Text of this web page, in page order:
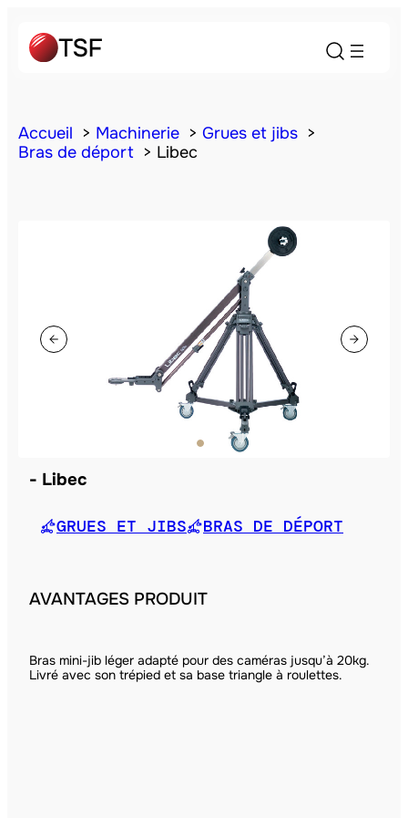
Accueil Machinerie
Grues et jibs
Bras de déport
Libec
Libec
GRUES ET JIBS BRAS DE DÉPORT
AVANTAGES PRODUIT
Bras mini-jib léger adapté pour des caméras jusqu’à 20kg.
Livré avec son trépied et sa base triangle à roulettes.